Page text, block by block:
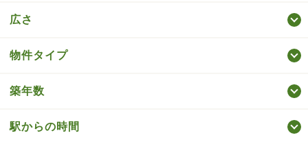
広さ
物件タイプ
築年数
駅からの時間